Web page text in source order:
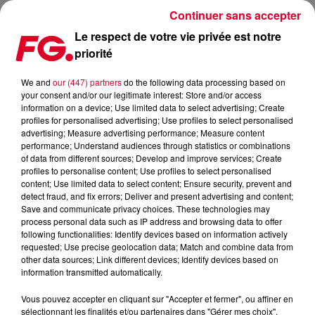
DEADMAU5 SORT SON NOUVEL ALBUM
Publié : 1er décembre 2016 à 10h49 par La rédaction
Le respect de votre vie privée est notre
priorité
We and our (447) partnersdo the following data processing based on
your consent and/or our legitimate interest: Store and/or access
information on a device; Use limited data to select advertising; Create
profiles for personalised advertising; Use profiles to select personalised
advertising; Measure advertising performance; Measure content
performance; Understand audiences through statistics or combinations
of data from different sources; Develop and improve services; Create
profiles to personalise content; Use profiles to select personalised
content; Use limited data to select content; Ensure security, prevent and
detect fraud, and fix errors; Deliver and present advertising and content;
Save and communicate privacy choices. These technologies may
process personal data such as IP address and browsing data to offer
following functionalities: Identify devices based on information actively
requested; Use precise geolocation data; Match and combine data from
other data sources; Link different devices; Identify devices based on
information transmitted automatically.
Vous pouvez accepter en cliquant sur "Accepter et fermer", ou affiner en
sélectionnant les finalités et/ou partenaires dans "Gérer mes choix".
Continuer sans accepter